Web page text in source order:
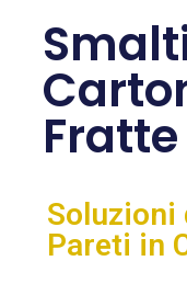
Soluzioni
Pareti in